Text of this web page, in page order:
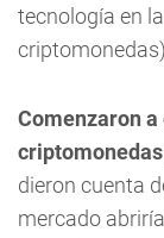
tecnología en
Comenzaron
dieron cuenta
mercado